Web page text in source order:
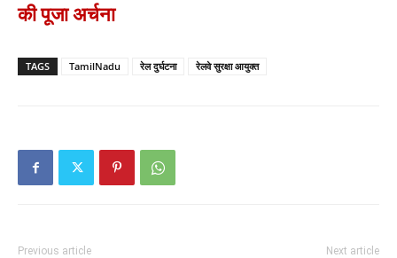
की पूजा अर्चना
TAGS TamilNadu रेल दुर्घटना रेलवे सुरक्षा आयुक्त
Previous article Next article